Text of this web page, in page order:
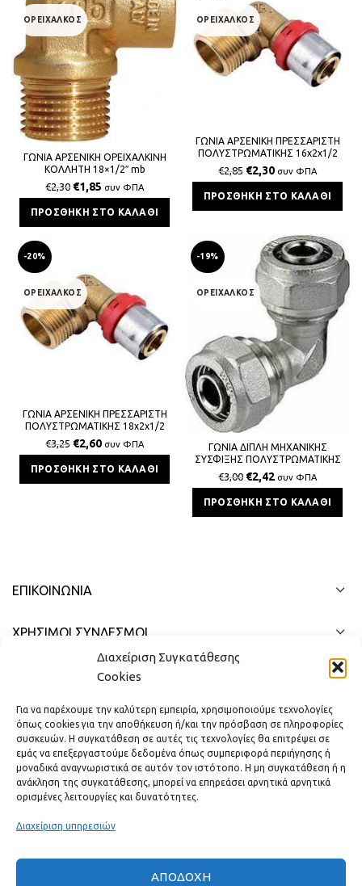
Διαχείριση Συγκατάθεσης
Cookies
Για να παρέχουμε την καλύτερη εμπειρία, χρησιμοποιούμε τεχνολογίες
όπως cookies για την αποθήκευση ή/και την πρόσβαση σε πληροφορίες
συσκευών. Η συγκατάθεση σε αυτές τις τεχνολογίες θα επιτρέψει σε
εμάς να επεξεργαστούμε δεδομένα όπως συμπεριφορά περιήγησης ή
μοναδικά αναγνωριστικά σε αυτόν τον ιστότοπο. Η μη συγκατάθεση ή η
ανάκληση της συγκατάθεσης, μπορεί να επηρεάσει αρνητικά αρνητικά
ορισμένες λειτουργίες και δυνατότητες.
Διαχείριση υπηρεσιών
ΑΠΟΔΟΧΉ
ΟΡΕΙΧΑΛΚΟΣ
ΓΩΝΙΑ ΑΡΣΕΝΙΚΗ ΟΡΕΙΧΑΛΚΙΝΗ
ΚΟΛΛΗΤΗ 18×1/2″ mb
€2,30 €1,85 συν ΦΠΑ
ΠΡΟΣΘΉΚΗ ΣΤΟ ΚΑΛΆΘΙ
ΟΡΕΙΧΑΛΚΟΣ
ΓΩΝΙΑ ΑΡΣΕΝΙΚΗ ΠΡΕΣΣΑΡΙΣΤΗ
ΠΟΛΥΣΤΡΩΜΑΤΙΚΗΣ 16x2x1/2
€2,85 €2,30 συν ΦΠΑ
ΠΡΟΣΘΉΚΗ ΣΤΟ ΚΑΛΆΘΙ
-20%
ΟΡΕΙΧΑΛΚΟΣ
ΓΩΝΙΑ ΑΡΣΕΝΙΚΗ ΠΡΕΣΣΑΡΙΣΤΗ
ΠΟΛΥΣΤΡΩΜΑΤΙΚΗΣ 18x2x1/2
€3,25 €2,60 συν ΦΠΑ
ΠΡΟΣΘΉΚΗ ΣΤΟ ΚΑΛΆΘΙ
-19%
ΟΡΕΙΧΑΛΚΟΣ
ΓΩΝΙΑ ΔΙΠΛΗ ΜΗΧΑΝΙΚΗΣ
ΣΥΣΦΙΞΗΣ ΠΟΛΥΣΤΡΩΜΑΤΙΚΗΣ
18x18x2 BS
€3,00 €2,42 συν ΦΠΑ
ΠΡΟΣΘΉΚΗ ΣΤΟ ΚΑΛΆΘΙ
ΕΠΙΚΟΙΝΩΝΊΑ
ΧΡΗΣΙΜΟΙ ΣΥΝΔΕΣΜΟΙ
ΓΡΉΓΟΡΟ ΜΕΝΟΎ